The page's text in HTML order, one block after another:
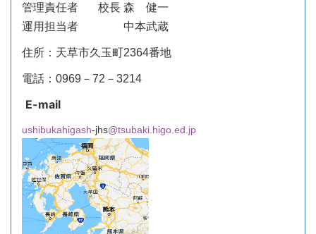
管理責任者 校長 森 健一
運用担当者 中本武蔵
住所：天草市久玉町2364番地
電話：0969－72－3214
E-mail
ushibukahigash-jhs@tsubaki.higo.ed.jp